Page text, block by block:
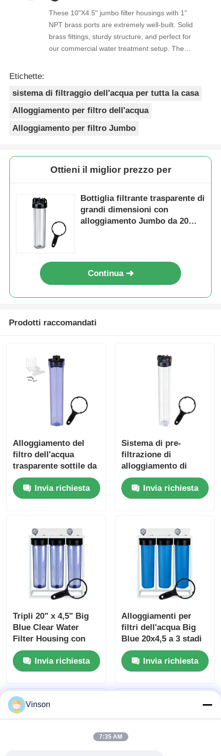
These 10"X4.5" jumbo filter housings with 1"
NPT brass ports are extremely well-built. Solid
brass fittings, sturdy structure, and perfect for
our commercial water treatment setup. The
Etichette:
sistema di filtraggio dell'acqua per tutta la casa
Alloggiamento per filtro dell'acqua
Alloggiamento per filtro Jumbo
Ottieni il miglior prezzo per
Bottiglia filtrante trasparente di
grandi dimensioni con
alloggiamento Jumbo da 20
Continua
Prodotti raccomandati
Alloggiamento del
filtro dell'acqua
trasparente sottile da
20" con pulsante di
scarico del pressore
Invia richiesta
Sistema di pre-
filtrazione di
alloggiamento di
filtro idrico
commerciale
standard da 20 pollici
Invia richiesta
Tripli 20" x 4,5" Big
Blue Clear Water
Filter Housing con
manometro di
pressione C -C -C
Invia richiesta
Alloggiamenti per
filtri dell'acqua Big
Blue 20x4,5 a 3 stadi
con supporto per
filtro e manometro
Invia richiesta
Vinson
7:35 AM